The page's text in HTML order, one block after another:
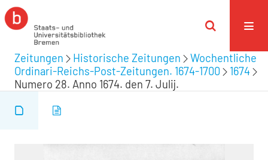
Zeitungen Historische Zeitungen
Wochentliche
Ordinari-Reichs-Post-Zeitungen. 1674-1700
1674
Numero 28. Anno 1674. den 7. Julij.